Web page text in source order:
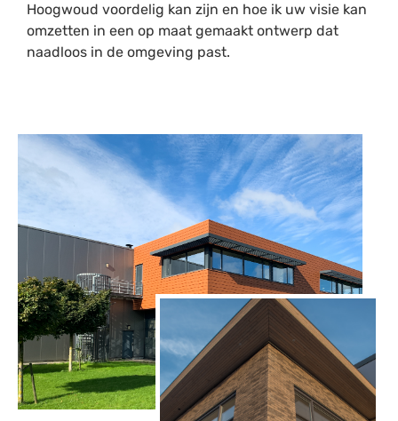
Hoogwoud voordelig kan zijn en hoe ik uw visie kan
omzetten in een op maat gemaakt ontwerp dat
naadloos in de omgeving past.